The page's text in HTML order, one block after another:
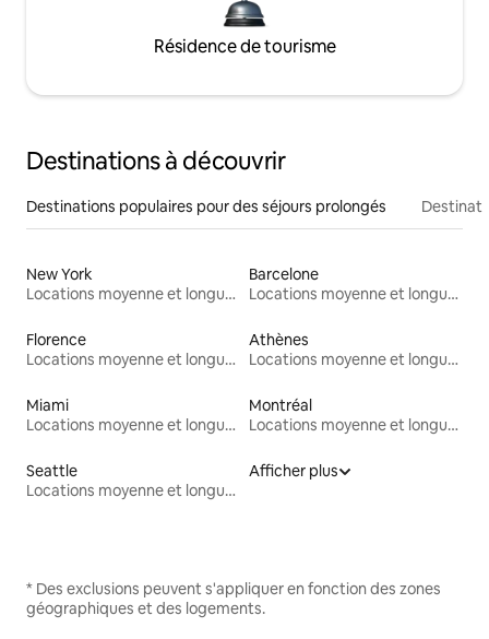
Résidence de tourisme
Destinations à découvrir
Destinations populaires pour des séjours prolongés
New York
Locations moyenne et longue durée
Barcelone
Locations moyenne et longue durée
Florence
Locations moyenne et longue durée
Athènes
Locations moyenne et longue durée
Miami
Locations moyenne et longue durée
Montréal
Locations moyenne et longue durée
Seattle
Locations moyenne et longue durée
Afficher plus
* Des exclusions peuvent s'appliquer en fonction des zones
géographiques et des logements.